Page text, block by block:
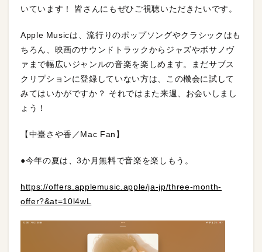
いています！ 皆さんにもぜひご視聴いただきたいです。
Apple Musicは、流行りのポップソングやクラシックはも
ちろん、映画のサウンドトラックからジャズやボサノヴ
ァまで幅広いジャンルの音楽を楽しめます。まだサブス
クリプションに登録していない方は、この機会に試して
みてはいかがですか？ それではまた来週、お会いしまし
ょう！
【中臺さや香／Mac Fan】
●今年の夏は、3か月無料で音楽を楽しもう。
https://offers.applemusic.apple/ja-jp/three-month-
offer?&at=10l4wL